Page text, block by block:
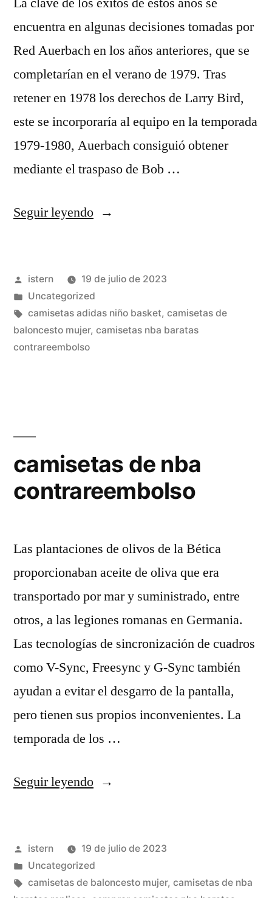
encuentra en algunas decisiones tomadas por
Red Auerbach en los años anteriores, que se
completarían en el verano de 1979. Tras
retener en 1978 los derechos de Larry Bird,
este se incorporaría al equipo en la temporada
1979-1980, Auerbach consiguió obtener
mediante el traspaso de Bob …
Seguir leyendo«Nuevas
2023
2023»
Publicado
por
istern
19 de julio de 2023
Publicado
en
Uncategorized
Etiquetas:
camisetas adidas niño basket, camisetas de
baloncesto mujer, camisetas nba baratas
contrareembolso
camisetas de nba
contrareembolso
Las plantaciones de olivos de la Bética
proporcionaban aceite de oliva que era
transportado por mar y suministrado, entre
otros, a las legiones romanas en Germania.
Las tecnologías de sincronización de cuadros
como V-Sync, Freesync y G-Sync también
ayudan a evitar el desgarro de la pantalla,
pero tienen sus propios inconvenientes. La
temporada de los …
Seguir leyendo«camisetas
contrareembolso»
Publicado
por
istern
19 de julio de 2023
Publicado
en
Uncategorized
Etiquetas:
camisetas de baloncesto mujer, camisetas de nba